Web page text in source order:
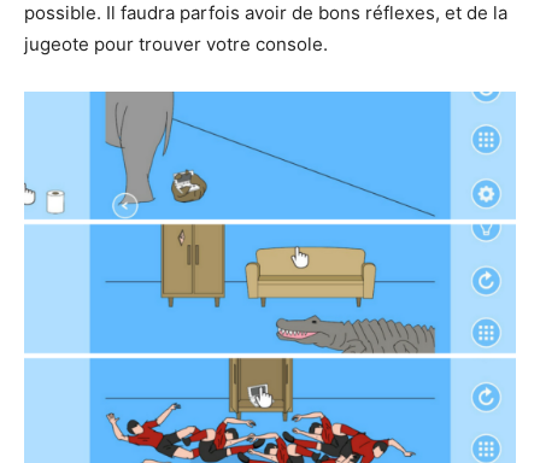
possible. Il faudra parfois avoir de bons réflexes, et de la
jugeote pour trouver votre console.